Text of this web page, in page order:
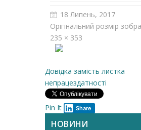
18 Липень, 2017
Орігінальний розмір
235 × 353
Довідка замість листка
непрацездатності
Pin It Share
НОВИНИ